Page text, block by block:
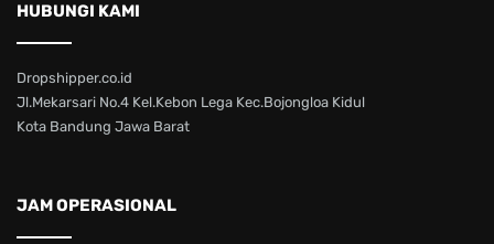
HUBUNGI KAMI
Dropshipper.co.id
Jl.Mekarsari No.4 Kel.Kebon Lega Kec.Bojongloa Kidul
Kota Bandung Jawa Barat
JAM OPERASIONAL